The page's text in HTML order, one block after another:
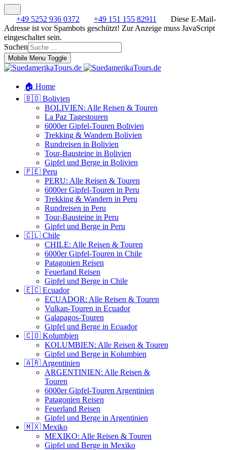
+49 5252 936 0372 +49 151 155 82911
Diese E-Mail-
Adresse ist vor Spambots geschützt! Zur Anzeige muss JavaScript
eingeschaltet sein.
Suchen
Mobile Menu Toggle
🏠 Home
🇧🇴 Bolivien
BOLIVIEN: Alle Reisen & Touren
La Paz Tagestouren
6000er Gipfel-Touren Bolivien
Trekking & Wandern Bolivien
Rundreisen in Bolivien
Tour-Bausteine in Bolivien
Gipfel und Berge in Bolivien
🇵🇪 Peru
PERU: Alle Reisen & Touren
6000er Gipfel-Touren in Peru
Trekking & Wandern in Peru
Rundreisen in Peru
Tour-Bausteine in Peru
Gipfel und Berge in Peru
🇨🇱 Chile
CHILE: Alle Reisen & Touren
6000er Gipfel-Touren in Chile
Patagonien Reisen
Feuerland Reisen
Gipfel und Berge in Chile
🇪🇨 Ecuador
ECUADOR: Alle Reisen & Touren
Vulkan-Touren in Ecuador
Galapagos-Touren
Gipfel und Berge in Ecuador
🇨🇴 Kolumbien
KOLUMBIEN: Alle Reisen & Touren
Gipfel und Berge in Kolumbien
🇦🇷 Argentinien
ARGENTINIEN: Alle Reisen &
Touren
6000er Gipfel-Touren Argentinien
Patagonien Reisen
Feuerland Reisen
Gipfel und Berge in Argentinien
🇲🇽 Mexiko
MEXIKO: Alle Reisen & Touren
Gipfel und Berge in Mexiko